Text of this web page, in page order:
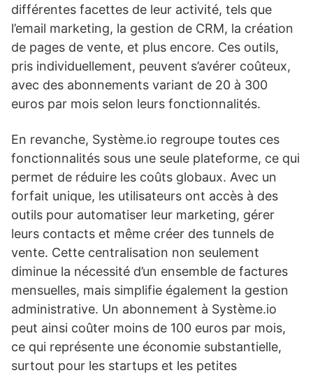
différentes facettes de leur activité, tels que
l’email marketing, la gestion de CRM, la création
de pages de vente, et plus encore. Ces outils,
pris individuellement, peuvent s’avérer coûteux,
avec des abonnements variant de 20 à 300
euros par mois selon leurs fonctionnalités.
En revanche, Système.io regroupe toutes ces
fonctionnalités sous une seule plateforme, ce qui
permet de réduire les coûts globaux. Avec un
forfait unique, les utilisateurs ont accès à des
outils pour automatiser leur marketing, gérer
leurs contacts et même créer des tunnels de
vente. Cette centralisation non seulement
diminue la nécessité d’un ensemble de factures
mensuelles, mais simplifie également la gestion
administrative. Un abonnement à Système.io
peut ainsi coûter moins de 100 euros par mois,
ce qui représente une économie substantielle,
surtout pour les startups et les petites